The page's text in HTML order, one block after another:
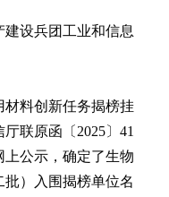
设兵团工业和信息
材料创新任务揭榜挂
联原函〔2025〕41
公示，确定了生物
）入围揭榜单位名